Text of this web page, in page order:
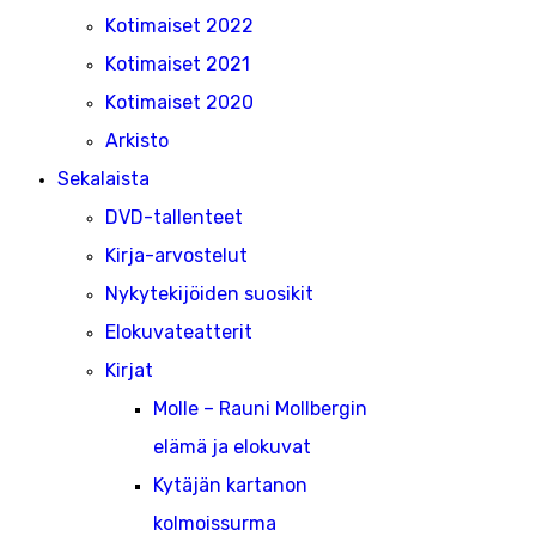
Kotimaiset 2022
Kotimaiset 2021
Kotimaiset 2020
Arkisto
Sekalaista
DVD-tallenteet
Kirja-arvostelut
Nykytekijöiden suosikit
Elokuvateatterit
Kirjat
Molle – Rauni Mollbergin
elämä ja elokuvat
Kytäjän kartanon
kolmoissurma